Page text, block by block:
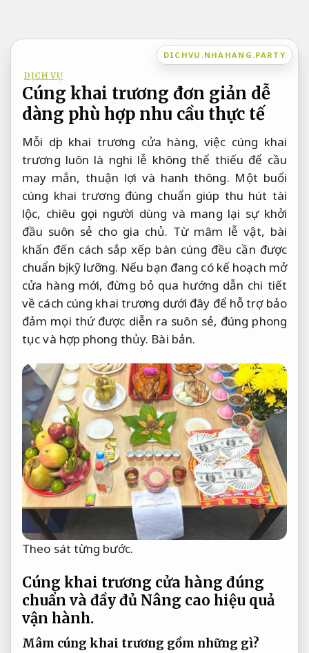
nội
DICHVU.NHAHANG.PARTY
DỊCH VỤ
Cúng khai trương đơn giản dễ
dàng phù hợp nhu cầu thực tế
Mỗi dịp khai trương cửa hàng, việc cúng khai
trương luôn là nghi lễ không thể thiếu để cầu
may mắn, thuận lợi và hanh thông. Một buổi
cúng khai trương đúng chuẩn giúp thu hút tài
lộc, chiêu gọi người dùng và mang lại sự khởi
đầu suôn sẻ cho gia chủ. Từ mâm lễ vật, bài
khấn đến cách sắp xếp bàn cúng đều cần được
chuẩn bị kỹ lưỡng. Nếu bạn đang có kế hoạch mở
cửa hàng mới, đừng bỏ qua hướng dẫn chi tiết
về cách cúng khai trương dưới đây để hỗ trợ bảo
đảm mọi thứ được diễn ra suôn sẻ, đúng phong
tục và hợp phong thủy. Bài bản.
Theo sát từng bước.
Cúng khai trương cửa hàng đúng
chuẩn và đầy đủ Nâng cao hiệu quả
vận hành.
Mâm cúng khai trương gồm những gì?